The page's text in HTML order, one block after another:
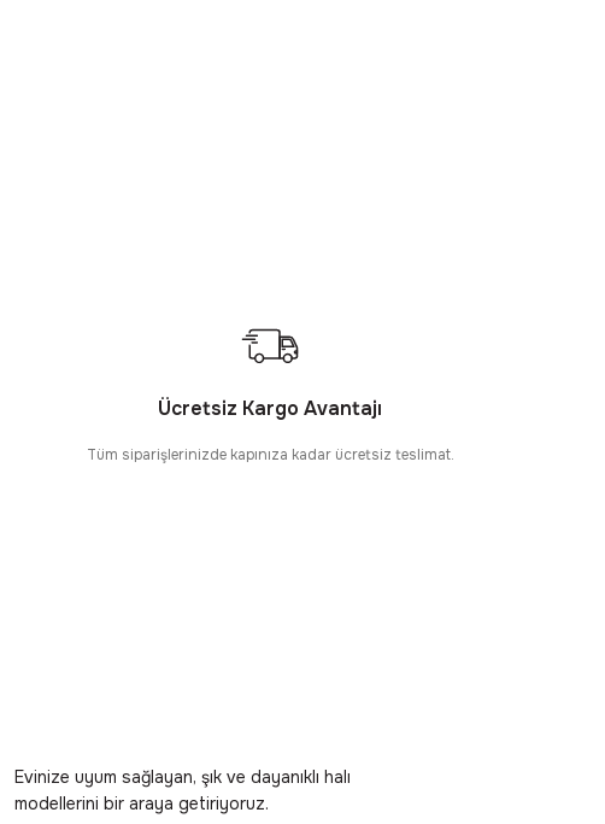
Ücretsiz Kargo Avantajı
Tüm siparişlerinizde kapınıza kadar ücretsiz teslimat.
Evinize uyum sağlayan, şık ve dayanıklı halı
modellerini bir araya getiriyoruz.